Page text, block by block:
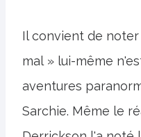
Il convient de
mal » lui-même
aventures
Sarchie. Même le